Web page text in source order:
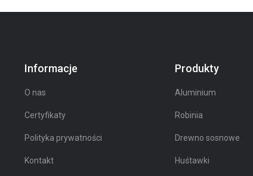
Informacje
O nas
Certyfikaty
Polityka prywatności
Kontakt
Produkty
Aluminium
Robinia
Drewno sosnowe
Huśtawki